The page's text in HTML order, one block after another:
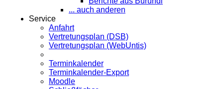
... auch anderen
Service
Anfahrt
Vertretungsplan (DSB)
Vertretungsplan (WebUntis)
Terminkalender
Terminkalender-Export
Moodle